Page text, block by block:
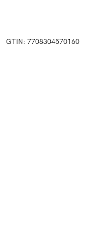
GTIN: 7708304570160